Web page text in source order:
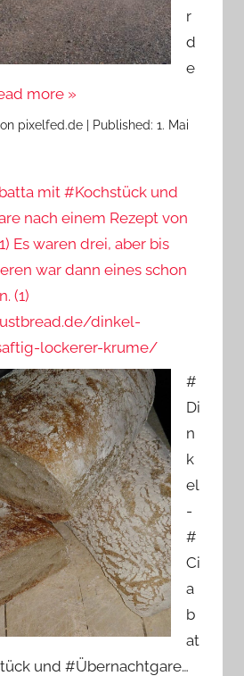
r
d
e
more »
pixelfed.de | Published:1. Mai
mit #Kochstück und
nach einem Rezept von
Es waren drei, aber bis
war dann eines schon
(1)
dinkel-
lockerer-krume/
#
Di
n
k
el
-
#
Ci
a
b
at
und #Übernachtgare…